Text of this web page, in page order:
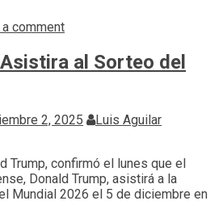
a comment
al Sorteo del
2, 2025 Luis Aguilar
Trump, confirmó el lunes que el
Donald Trump, asistirá a la
Mundial 2026 el 5 de diciembre en